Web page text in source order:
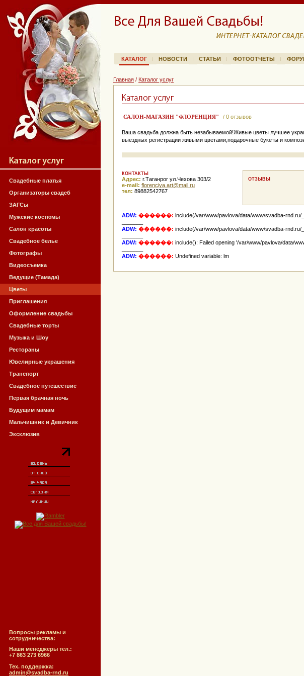
Свадебные платья
Организаторы свадеб
ЗАГСы
Мужские костюмы
Салон красоты
Свадебное белье
Фотографы
Видеосъемка
Ведущие (Тамада)
Цветы
Приглашения
Оформление свадьбы
Свадебные торты
Музыка и Шоу
Рестораны
Ювелирные украшения
Транспорт
Свадебное путешествие
Первая брачная ночь
Будущим мамам
Мальчишник и Девичник
Эксклюзив
Вопросы рекламы и
сотрудничества:
Наши менеджеры тел.:
+7 863 273 6966
Тех. поддержка:
admin@svadba-rnd.ru
КАТАЛОГ НОВОСТИ СТАТЬИ ФОТООТЧЕТЫ
Главная / Каталог услуг
САЛОН-МАГАЗИН "ФЛОРЕНЦИЯ" / 0 отзывов
Ваша свадьба должна быть незабываемой!Живые цветы лучшее
выездных регистрации живыми цветами,подарочные букеты и
КОНТАКТЫ
Адрес: г.Таганрог ул.Чехова 303/2
e-mail: ur.liam@tra.ayicnerolf
тел: 89882542767
ОТЗЫВЫ
ADW: ������: include(/var/www/pavlova/data/www/svadba-rnd.ru/
ADW: ������: include(/var/www/pavlova/data/www/svadba-rnd.ru/
ADW: ������: include(): Failed opening '/var/www/pavlova/data/
ADW: ������: Undefined variable: lm